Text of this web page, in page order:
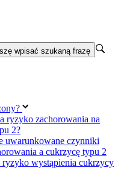
wpisać szukaną frazę
ryzyko zachorowania na
2?
uwarunkowane czynniki
a cukrzycę typu 2
ryzyko wystąpienia cukrzycy